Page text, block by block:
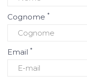
Cognome *
Email *